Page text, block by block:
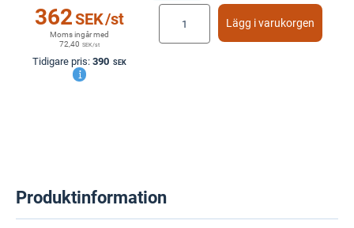
362SEK/st
Moms ingår med
72,40 SEK/st
Tidigare pris:390 SEK
Lägg i varukorgen
Produktinformation